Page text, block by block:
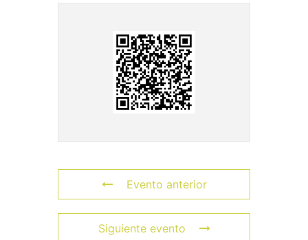
Evento anterior
Siguiente evento